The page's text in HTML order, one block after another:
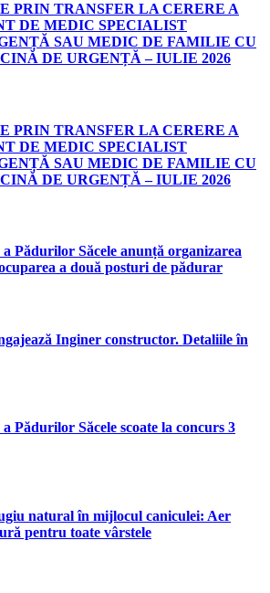
PRIN TRANSFER LA CERERE A
DE MEDIC SPECIALIST
SAU MEDIC DE FAMILIE CU
DE URGENȚĂ – IULIE 2026
PRIN TRANSFER LA CERERE A
DE MEDIC SPECIALIST
SAU MEDIC DE FAMILIE CU
DE URGENȚĂ – IULIE 2026
Pădurilor Săcele anunță organizarea
a două posturi de pădurar
Inginer constructor. Detaliile în
Pădurilor Săcele scoate la concurs 3
natural în mijlocul caniculei: Aer
pentru toate vârstele